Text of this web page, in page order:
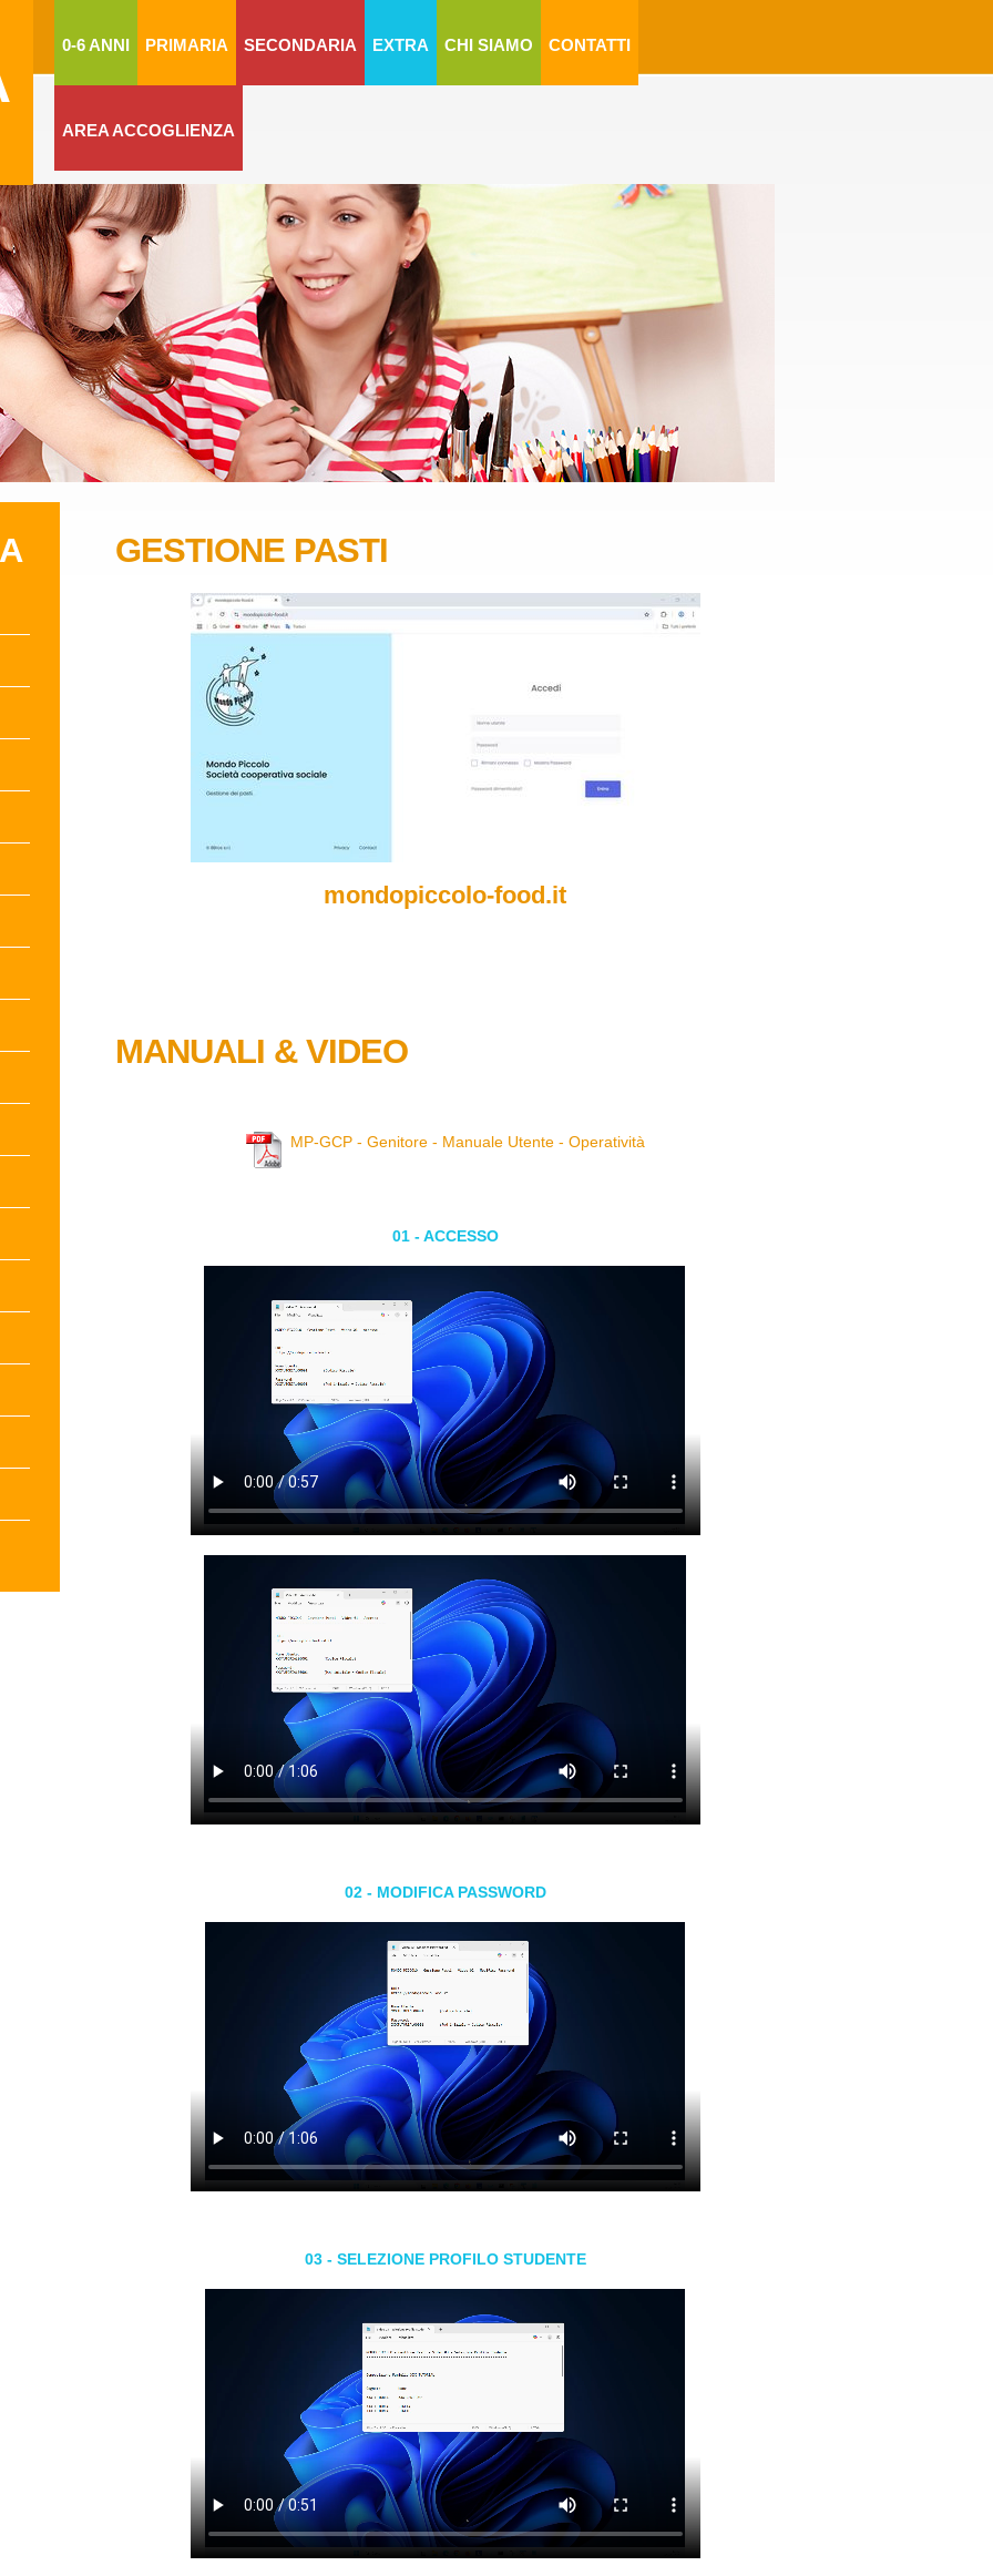
0-6 ANNI PRIMARIA SECONDARIA EXTRA CHI SIAMO CONTATTI
AREA ACCOGLIENZA
GESTIONE PASTI
mondopiccolo-food.it
MANUALI & VIDEO
MP-GCP - Genitore - Manuale Utente - Operatività
01 - ACCESSO
02 - MODIFICA PASSWORD
03 - SELEZIONE PROFILO STUDENTE